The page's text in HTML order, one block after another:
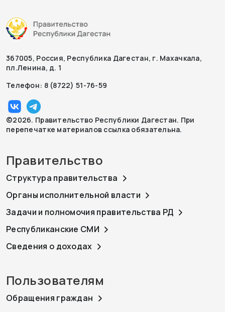
367005, Россия, Республика Дагестан, г. Махачкала,
пл.Ленина, д. 1
Телефон: 8 (8722) 51-76-59
©2026. Правительство Республики Дагестан. При
перепечатке материалов ссылка обязательна.
Правительство
Структура правительства
Органы исполнительной власти
Задачи и полномочия правительства РД
Республиканские СМИ
Сведения о доходах
Пользователям
Обращения граждан